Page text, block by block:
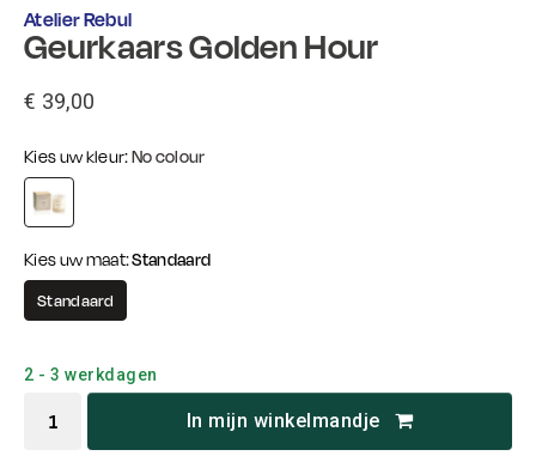
Atelier Rebul
Geurkaars Golden Hour
€ 39,00
Kies uw kleur:No colour
Kies uw maat:Standaard
Standaard
2 - 3 werkdagen
In mijn winkelmandje